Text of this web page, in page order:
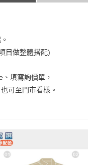
目做整體搭配)
填寫詢價單，
可至門市看樣。